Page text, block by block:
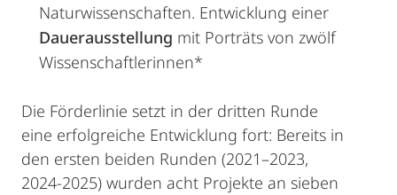
Naturwissenschaften. Entwicklung einer
Dauerausstellung mit Porträts von zwölf
Wissenschaftlerinnen*
Die Förderlinie setzt in der dritten Runde
eine erfolgreiche Entwicklung fort: Bereits in
den ersten beiden Runden (2021–2023,
2024-2025) wurden acht Projekte an sieben